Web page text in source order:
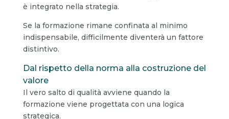
è integrato nella strategia.
Se la formazione rimane confinata al minimo
indispensabile, difficilmente diventerà un fattore
distintivo.
Dal rispetto della norma alla costruzione del
valore
Il vero salto di qualità avviene quando la
formazione viene progettata con una logica
strategica.